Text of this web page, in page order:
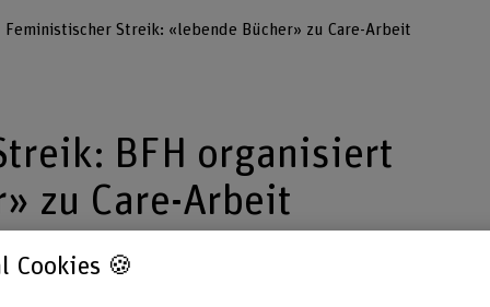
Feministischer Streik: «lebende Bücher» zu Care-Arbeit
BFH organisiert
zu Care-Arbeit
errichtet am diesjährigen
Cookies 🍪